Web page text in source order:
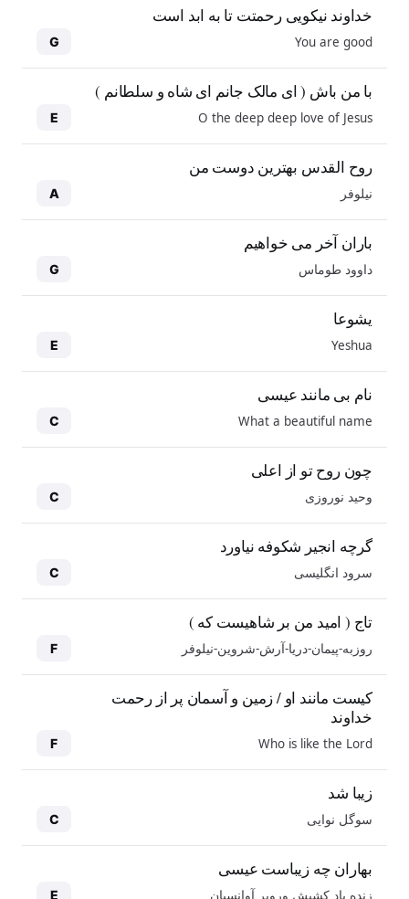
خداوند نیکویی رحمتت تا به ابد است
You are good
G
با من باش ( ای مالک جانم ای شاه و سلطانم )
O the deep deep love of Jesus
E
روح القدس بهترین دوست من
نیلوفر A
باران آخر می خواهیم
داوود طوماس G
یشوعا
Yeshua
E
نام بی مانند عیسی
What a beautiful name
C
چون روح تو از اعلی
وحید نوروزی C
گرچه انجیر شکوفه نیاورد
سرود انگلیسی C
تاج ( امید من بر شاهیست که )
روزبه-پیمان-دریا-آرش-شروین-نیلوفر F
کیست مانند او / زمین و آسمان پر از رحمت
خداوند
Who is like the Lord
F
زیبا شد
سوگل نوایی C
بهاران چه زیباست عیسی
زنده یاد کشیش ورویر آوانسیان E